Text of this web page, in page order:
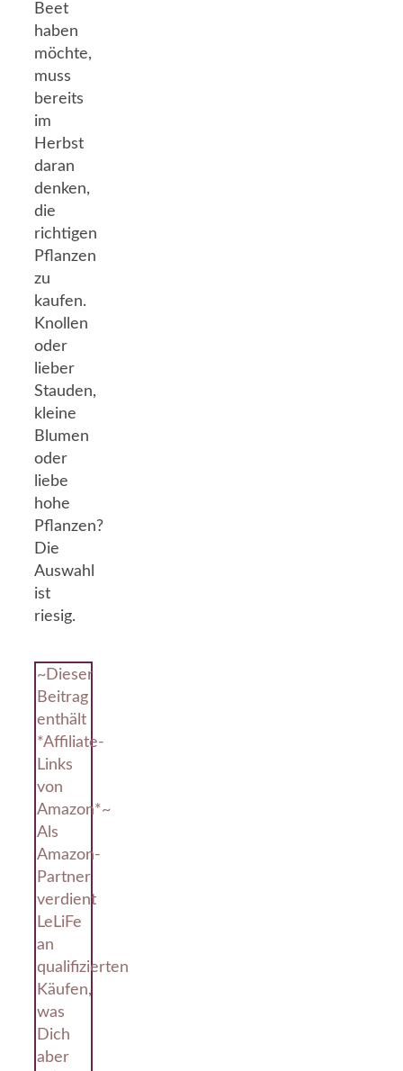
Beet
haben
möchte,
muss
bereits
im
Herbst
daran
denken,
die
richtigen
Pflanzen
zu
kaufen.
Knollen
oder
lieber
Stauden,
kleine
Blumen
oder
liebe
hohe
Pflanzen?
Die
Auswahl
ist
riesig.
~Dieser
Beitrag
enthält
*Affiliate-
Links
von
Amazon*~
Als
Amazon-
Partner
verdient
LeLiFe
an
qualifizierten
Käufen,
was
Dich
aber